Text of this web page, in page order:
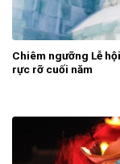
Chiêm ngưỡng Lễ
rực rỡ cuối năm